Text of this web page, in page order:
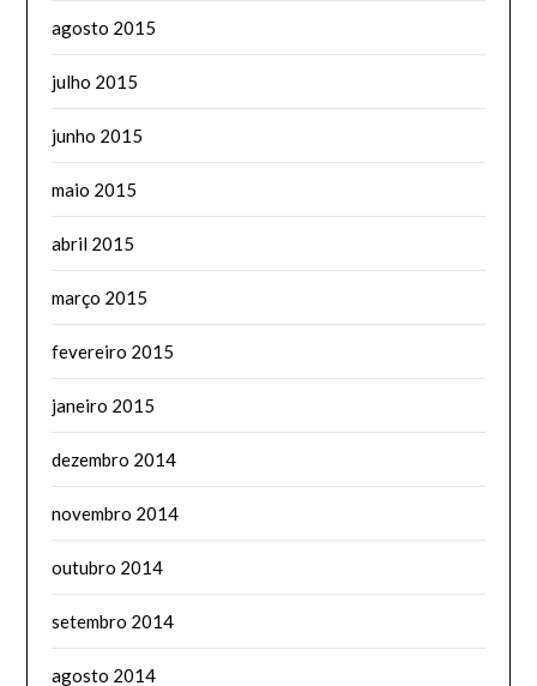
agosto 2015
julho 2015
junho 2015
maio 2015
abril 2015
março 2015
fevereiro 2015
janeiro 2015
dezembro 2014
novembro 2014
outubro 2014
setembro 2014
agosto 2014